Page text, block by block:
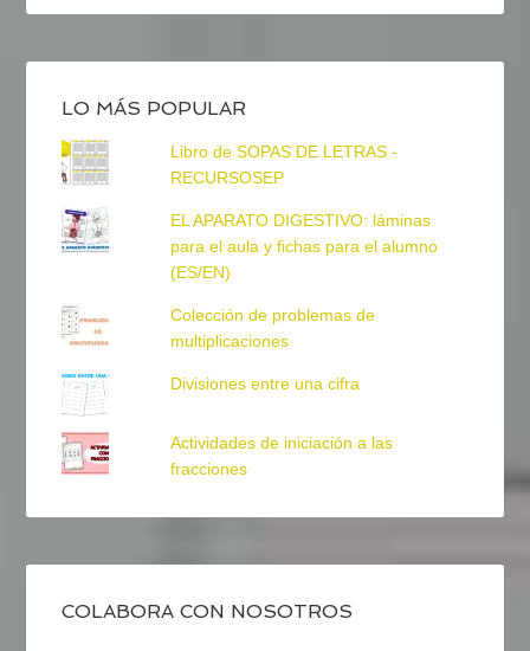
LO MÁS POPULAR
Libro de SOPAS DE LETRAS -
RECURSOSEP
EL APARATO DIGESTIVO: láminas
para el aula y fichas para el alumno
(ES/EN)
Colección de problemas de
multiplicaciones
Divisiones entre una cifra
Actividades de iniciación a las
fracciones
COLABORA CON NOSOTROS